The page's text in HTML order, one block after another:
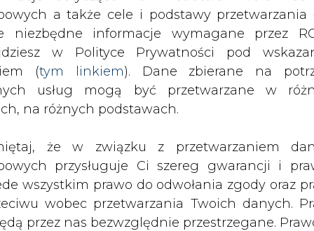
a także cele i podstawy przetwarzania
niezbędne informacje wymagane przez
w Polityce Prywatności pod
(tym linkiem). Dane zbierane na
usług mogą być przetwarzane w
na różnych podstawach.
że w związku z przetwarzaniem
przysługuje Ci szereg gwarancji i
wszystkim prawo do odwołania zgody oraz
wobec przetwarzania Twoich danych.
przez nas bezwzględnie przestrzegane.
Polskich
2010, Międzyzdroje